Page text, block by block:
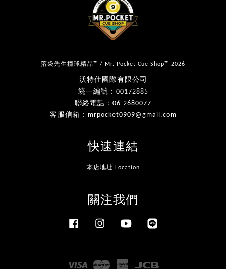
落袋先生撞球精品™ / Mr. Pocket Cue Shop™ 2026
沃特仕國際有限公司
統一編號：00172885
聯絡電話：06-2680077
客服信箱：mrpocket0909@gmail.com
快速連結
本店地址 Location
關注我們
Facebook Instagram YouTube
Visa Master American